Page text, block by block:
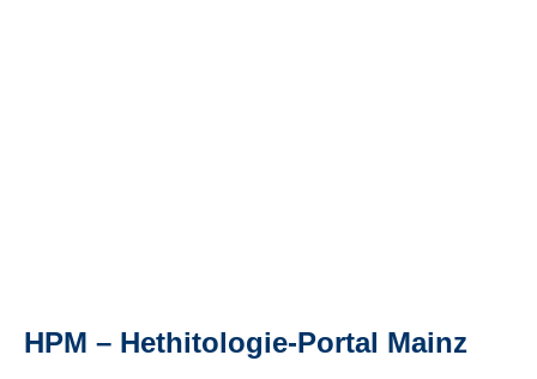
HPM – Hethitologie-Portal Mainz